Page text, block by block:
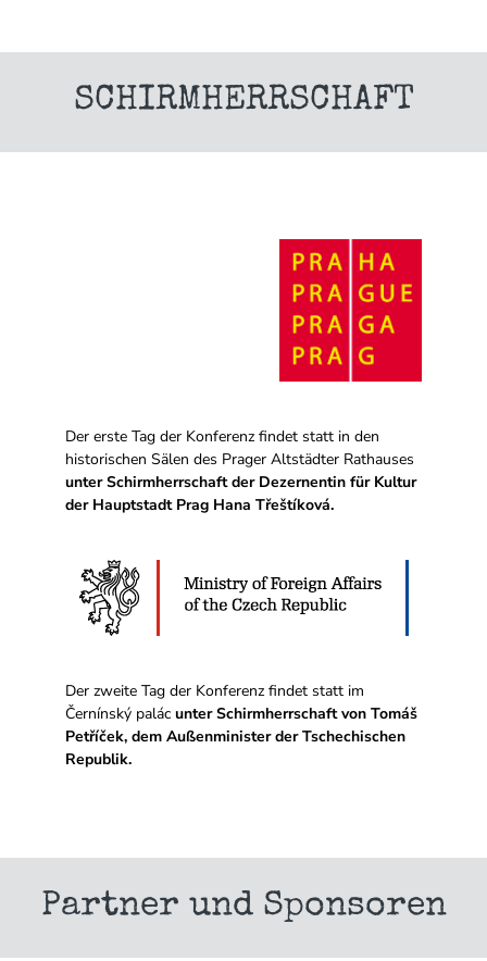
SCHIRMHERRSCHAFT
Der erste Tag der Konferenz findet statt in den
historischen Sälen des Prager Altstädter Rathauses
unter Schirmherrschaft der Dezernentin für Kultur
der Hauptstadt Prag Hana Třeštíková.
Der zweite Tag der Konferenz findet statt im
Černínský palác unter Schirmherrschaft von Tomáš
Petříček, dem Außenminister der Tschechischen
Republik.
Partner und Sponsoren